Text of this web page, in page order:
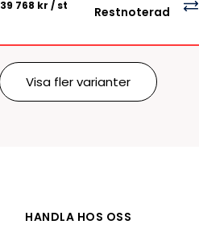
39 768 kr / st Restnoterad
Visa fler varianter
HANDLA HOS OSS